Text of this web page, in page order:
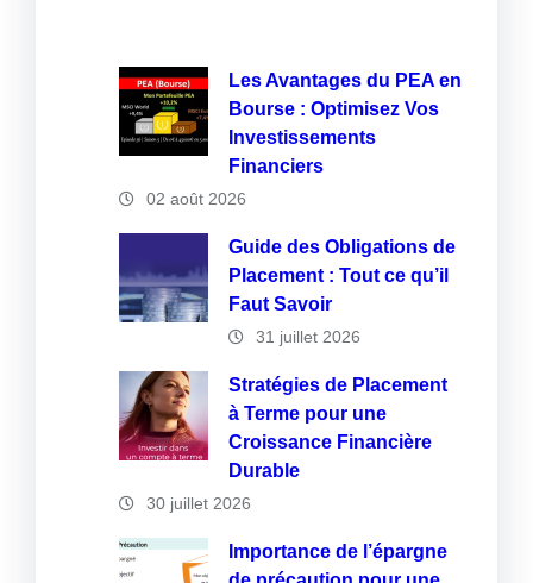
Les Avantages du PEA en
Bourse : Optimisez Vos
Investissements
Financiers
02 août 2026
Guide des Obligations de
Placement : Tout ce qu’il
Faut Savoir
31 juillet 2026
Stratégies de Placement
à Terme pour une
Croissance Financière
Durable
30 juillet 2026
Importance de l’épargne